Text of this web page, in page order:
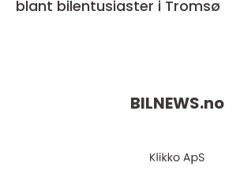
blant bilentusiaster i Tromsø
BILNEWS.no